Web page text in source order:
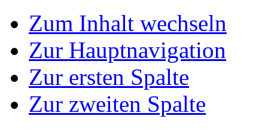
Zum Inhalt wechseln
Zur Hauptnavigation
Zur ersten Spalte
Zur zweiten Spalte